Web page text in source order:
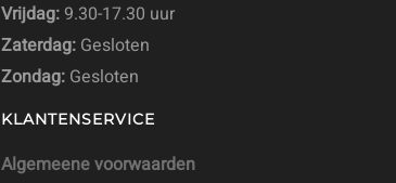
Vrijdag:9.30-17.30 uur
Zaterdag:Gesloten
Zondag:Gesloten
KLANTENSERVICE
Algemeene voorwaarden